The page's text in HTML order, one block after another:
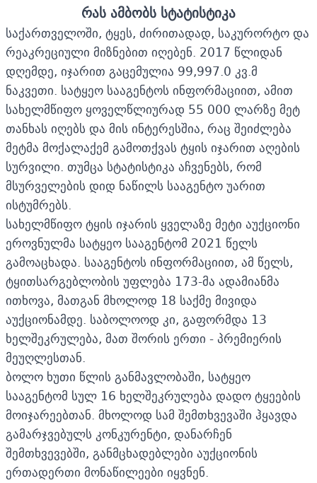
რას ამბობს სტატისტიკა
საქართველოში, ტყეს, ძირითადად, საკურორტო და
რეაკრეციული მიზნებით იღებენ. 2017 წლიდან
დღემდე, იჯარით გაცემულია 99,997.0 კვ.მ
ნაკვეთი. სატყეო სააგენტოს ინფორმაციით, ამით
სახელმწიფო ყოველწლიურად 55 000 ლარზე მეტ
თანხას იღებს და მის ინტერესშია, რაც შეიძლება
მეტმა მოქალაქემ გამოთქვას ტყის იჯარით აღების
სურვილი. თუმცა სტატისტიკა აჩვენებს, რომ
მსურველების დიდ ნაწილს სააგენტო უარით
ისტუმრებს.
სახელმწიფო ტყის იჯარის ყველაზე მეტი აუქციონი
ეროვნულმა სატყეო სააგენტომ 2021 წელს
გამოაცხადა. სააგენტოს ინფორმაციით, ამ წელს,
ტყითსარგებლობის უფლება 173-მა ადამიანმა
ითხოვა, მათგან მხოლოდ 18 საქმე მივიდა
აუქციონამდე. საბოლოოდ კი, გაფორმდა 13
ხელშეკრულება, მათ შორის ერთი - პრემიერის
მეუღლესთან.
ბოლო ხუთი წლის განმავლობაში, სატყეო
სააგენტომ სულ 16 ხელშეკრულება დადო ტყეების
მოიჯარეებთან. მხოლოდ სამ შემთხვევაში ჰყავდა
გამარჯვებულს კონკურენტი, დანარჩენ
შემთხვევებში, განმცხადებლები აუქციონის
ერთადერთი მონაწილეები იყვნენ.